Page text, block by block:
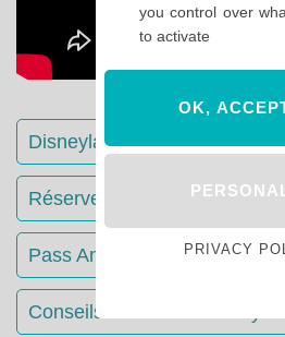
Disneyland Paris : Le guide
Réserver votre séjour :
Pass Annuels Disney :
Conseils & Astuces
you control over
to activate
OK,
PRIVACY